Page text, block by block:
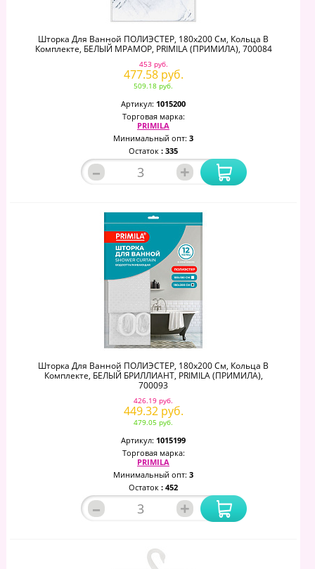
Шторка Для Ванной ПОЛИЭСТЕР, 180х200 См, Кольца В
Комплекте, БЕЛЫЙ МРАМОР, PRIMILA (ПРИМИЛА), 700084
453 руб.
477.58 руб.
509.18 руб.
Артикул: 1015200
Торговая марка:
PRIMILA
Минимальный опт: 3
Остаток : 335
– +
Шторка Для Ванной ПОЛИЭСТЕР, 180х200 См, Кольца В
Комплекте, БЕЛЫЙ БРИЛЛИАНТ, PRIMILA (ПРИМИЛА),
700093
426.19 руб.
449.32 руб.
479.05 руб.
Артикул: 1015199
Торговая марка:
PRIMILA
Минимальный опт: 3
Остаток : 452
– +